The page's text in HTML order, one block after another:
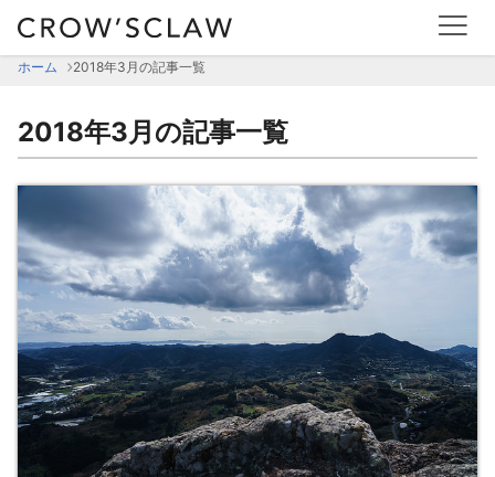
ホーム 2018年3月の記事一覧
2018年3月の記事一覧
2018年3月の記事一覧 | CROW'SCLAW